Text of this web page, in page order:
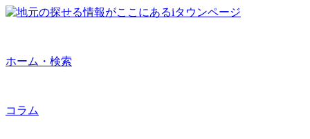
ホーム・検索
コラム